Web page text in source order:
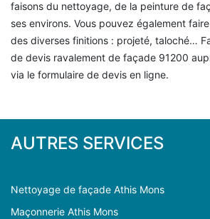
faisons du nettoyage, de la peinture de
ses environs. Vous pouvez également
des diverses finitions : projeté, taloché…
de devis ravalement de façade 91200
via le formulaire de devis en ligne.
AUTRES SERVICES
Nettoyage de façade Athis Mons
Maçonnerie Athis Mons